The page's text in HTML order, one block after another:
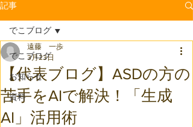
記事
でこブログ
お知らせ
資料
でこブログ
【代表ブログ】ASDの方の
苦手をAIで解決！「生成
AI」活用術
遠藤 一歩
3月23日